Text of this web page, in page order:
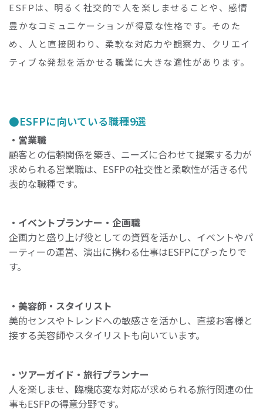
ESFPは、明るく社交的で人を楽しませることや、感情
豊かなコミュニケーションが得意な性格です。そのた
め、人と直接関わり、柔軟な対応力や観察力、クリエイ
ティブな発想を活かせる職業に大きな適性があります。
ESFPに向いている職種9選
・営業職
顧客との信頼関係を築き、ニーズに合わせて提案する力が
求められる営業職は、ESFPの社交性と柔軟性が活きる代
表的な職種です。
・イベントプランナー・企画職
企画力と盛り上げ役としての資質を活かし、イベントやパ
ーティーの運営、演出に携わる仕事はESFPにぴったりで
す。
・美容師・スタイリスト
美的センスやトレンドへの敏感さを活かし、直接お客様と
接する美容師やスタイリストも向いています。
・ツアーガイド・旅行プランナー
人を楽しませ、臨機応変な対応が求められる旅行関連の仕
事もESFPの得意分野です。